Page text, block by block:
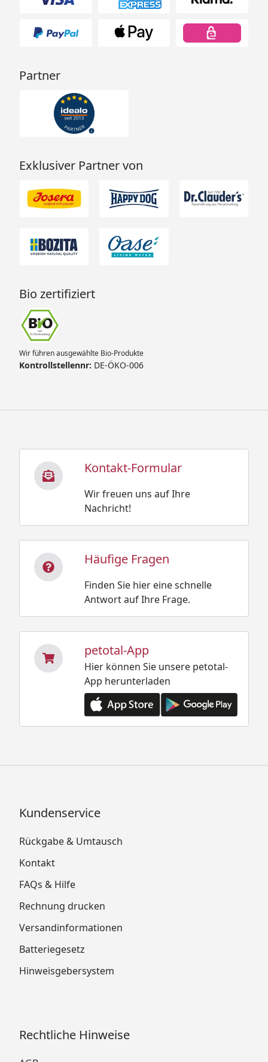
Partner
Exklusiver Partner von
Bio zertifiziert
Wir führen ausgewählte Bio-Produkte
Kontrollstellennr: DE-ÖKO-006
Kontakt-Formular
Wir freuen uns auf Ihre
Nachricht!
Häufige Fragen
Finden Sie hier eine schnelle
Antwort auf Ihre Frage.
petotal-App
Hier können Sie unsere petotal-
App herunterladen
Kundenservice
Rückgabe & Umtausch
Kontakt
FAQs & Hilfe
Rechnung drucken
Versandinformationen
Batteriegesetz
Hinweisgebersystem
Rechtliche Hinweise